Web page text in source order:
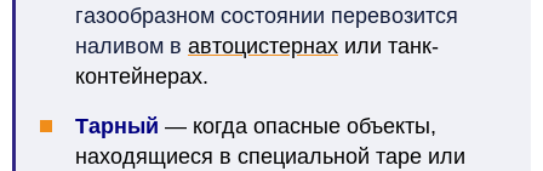
газообразном состоянии перевозится
наливом в автоцистернах или танк-
контейнерах.
Тарный — когда опасные объекты,
находящиеся в специальной таре или